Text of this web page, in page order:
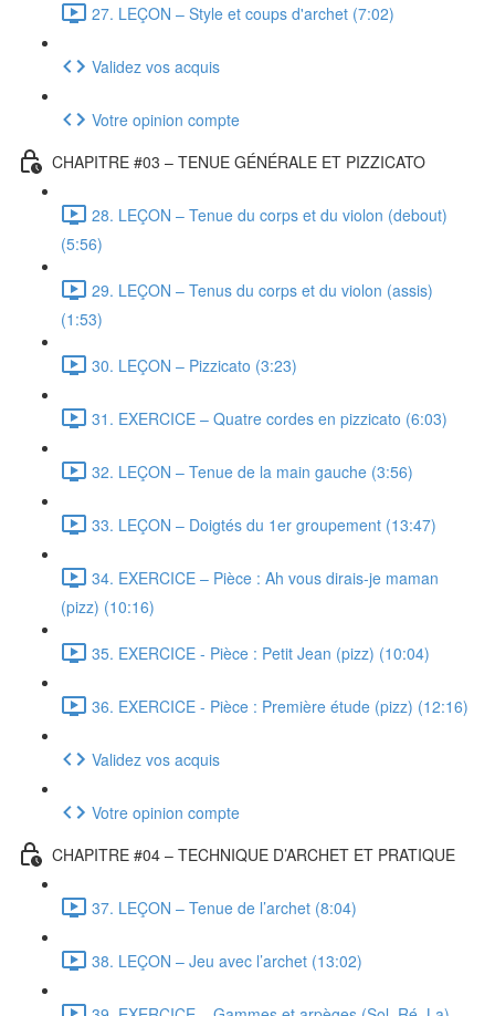
27. LEÇON – Style et coups d'archet (7:02)
Validez vos acquis
Votre opinion compte
CHAPITRE #03 – TENUE GÉNÉRALE ET PIZZICATO
28. LEÇON – Tenue du corps et du violon (debout)
(5:56)
29. LEÇON – Tenus du corps et du violon (assis)
(1:53)
30. LEÇON – Pizzicato (3:23)
31. EXERCICE – Quatre cordes en pizzicato (6:03)
32. LEÇON – Tenue de la main gauche (3:56)
33. LEÇON – Doigtés du 1er groupement (13:47)
34. EXERCICE – Pièce : Ah vous dirais-je maman
(pizz) (10:16)
35. EXERCICE - Pièce : Petit Jean (pizz) (10:04)
36. EXERCICE - Pièce : Première étude (pizz) (12:16)
Validez vos acquis
Votre opinion compte
CHAPITRE #04 – TECHNIQUE D’ARCHET ET PRATIQUE
37. LEÇON – Tenue de l’archet (8:04)
38. LEÇON – Jeu avec l’archet (13:02)